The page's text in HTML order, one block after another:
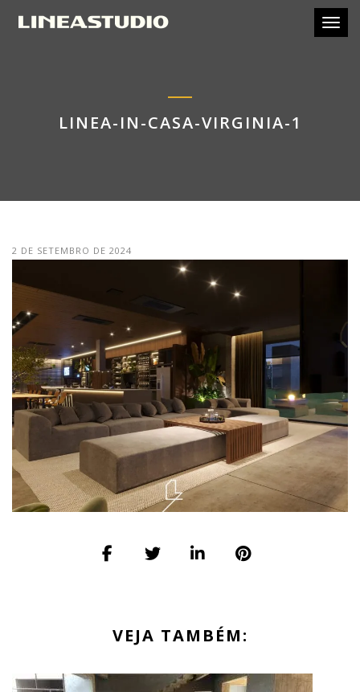
LINEA-IN-CASA-VIRGINIA-1
2 DE SETEMBRO DE 2024
VEJA TAMBÉM: